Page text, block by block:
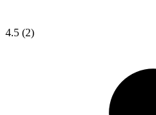
4.5 (2)